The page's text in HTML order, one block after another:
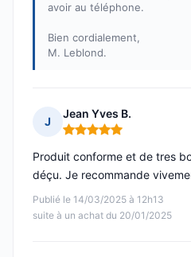
avoir au téléphone.
Bien cordialement,
M. Leblond.
J
Jean Yves B.
Note : 5 sur 5
Publié le 14/03/2025 à 12h13
suite à un achat du 20/01/2025
Produit conforme et de tres
déçu. Je recommande